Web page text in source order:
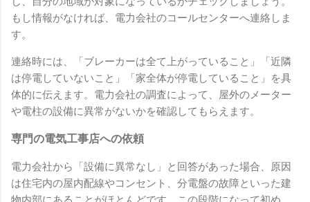
もし情報がなければ、電力会社のコールセンターへ連絡しま
す。
連絡時には、「ブレーカーは全て上がっていること」「近隣
は停電していないこと」「家全体が停電していること」を具
体的に伝えます。電力会社の調査によって、屋外のメーター
や電柱の設備に異常がないかを確認してもらえます。
専門の電気工事店への依頼
電力会社から「設備に異常なし」と回答があった場合、原因
は住宅内の屋内配線やコンセント、分電盤の故障といった建